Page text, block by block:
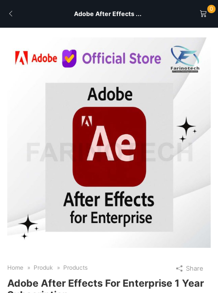
Adobe After Effects ...
0
Home Produk Products
Adobe After Effects For Enterprise 1 Year
Share